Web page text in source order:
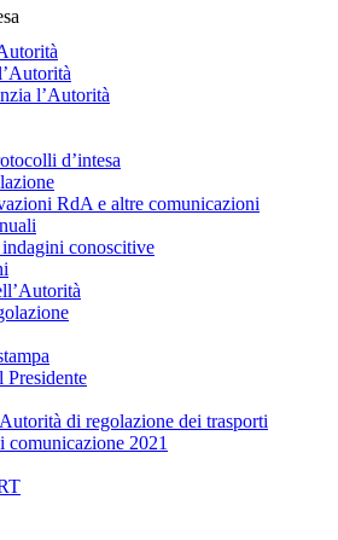
l’Autorità
d’intesa
RdA e altre comunicazioni
conoscitive
Presidente
di regolazione dei trasporti
comunicazione 2021